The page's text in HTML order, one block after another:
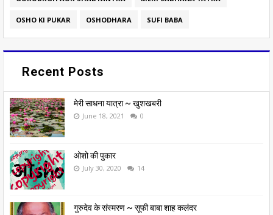
OSHO KI PUKAR OSHODHARA SUFI BABA
Recent Posts
मेरी साधना यात्रा ~ खुशखबरी
June 18, 2021 0
ओशो की पुकार
July 30, 2020 14
गुरुदेव के संस्मरण ~ सूफी बाबा शाह कलंदर